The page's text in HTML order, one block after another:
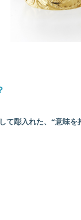
彫入れた、“意味